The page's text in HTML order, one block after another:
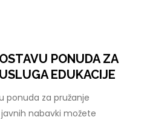
PONUDA ZA
EDUKACIJE
ponuda za pružanje
nabavki možete